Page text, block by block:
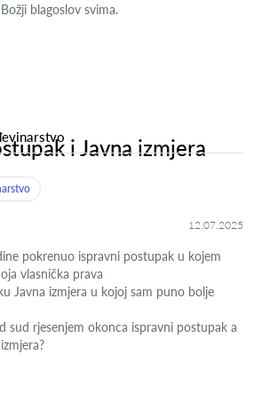
blagoslov svima.
i Javna izmjera
12.07.2025
pokrenuo ispravni postupak u kojem
vlasnička prava
Javna izmjera u kojoj sam puno bolje
sud rjesenjem okonca ispravni postupak a